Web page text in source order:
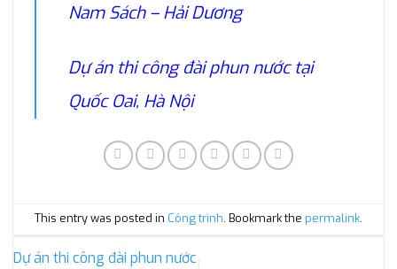
Nam Sách – Hải Dương
Dự án thi công đài phun nước tại
Quốc Oai, Hà Nội
This entry was posted in Công trình. Bookmark the permalink.
Dự án thi công đài phun nước